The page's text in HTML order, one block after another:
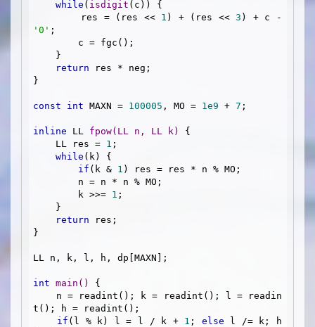
while ( isdigit (c)) {
        res = (res <<
1 ) + (res << 3
'0' ;
return res * neg;
}
const int MAXN = 100005 , MO = 1e9 + 7 ;
inline LL fpow(LL n, LL k)
{
    LL res =
1 ;
while (k) {
if (k & 1 ) res = res * n % MO;
        k >>=
1 ;
return res;
}
LL n, k, l, h, dp[MAXN];
int main ()
{
t(); h = readint();
if (l % k) l = l / k + 1 ; else l /= k; h